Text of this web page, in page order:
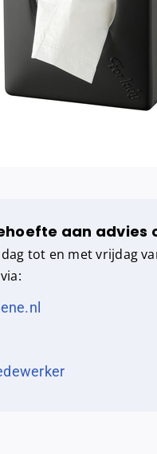
aan advies
tot en met vrijdag